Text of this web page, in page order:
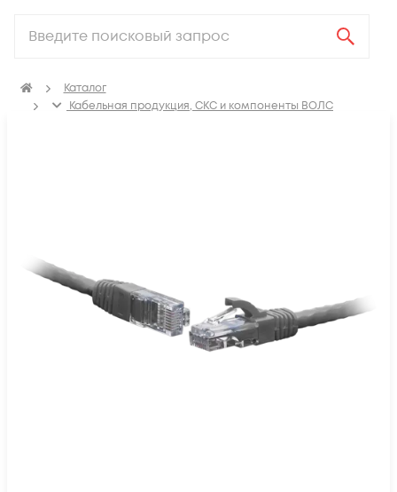
Каталог
Кабельная продукция, СКС и компоненты ВОЛС